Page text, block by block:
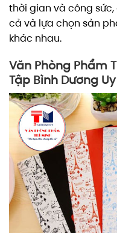
thời gian và công
cả và lựa chọn sản
khác nhau.
Văn Phòng Phẩm
Tập Bình Dương